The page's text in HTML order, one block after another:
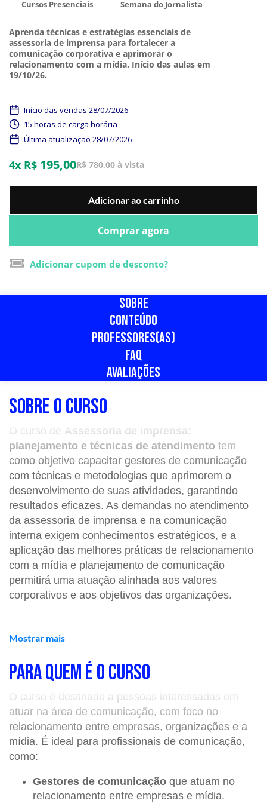
Aprenda técnicas e estratégias essenciais de
assessoria de imprensa para fortalecer a
comunicação corporativa e aprimorar o
relacionamento com a mídia. Início das aulas em
19/10/26.
Cursos Presenciais
Semana do Jornalista
Início das vendas 28/07/2026
15 horas de carga horária
Última atualização 28/07/2026
4x R$ 195,00R$ 780,00 à vista
Adicionar ao carrinho
Comprar agora
Adicionar cupom de desconto?
SOBRE
CONTEÚDO
PROFESSORES(AS)
FAQ
AVALIAÇÕES
SOBRE O CURSO
O curso de Assessoria de imprensa:
planejamento e técnicas de atendimento tem
como objetivo capacitar gestores de comunicação
com técnicas e metodologias que aprimorem o
desenvolvimento de suas atividades, garantindo
resultados eficazes. As demandas no atendimento
da assessoria de imprensa e na comunicação
interna exigem conhecimentos estratégicos, e a
aplicação das melhores práticas de relacionamento
com a mídia e planejamento de comunicação
permitirá uma atuação alinhada aos valores
corporativos e aos objetivos das organizações.
AGENDA DO CURSO
📌Data:19 a 23 de outubrode 2026 (segunda a
sexta).
📌Horário:19h às 22h.
📌Local: Avenida Paulista, 900. São Paulo - SP.
O QUE VOCÊ APRENDERÁ
Mostrar mais
PARA QUEM É O CURSO
O curso é destinado a pessoas interessadas em
atuar na área de comunicação, com foco no
relacionamento entre empresas, organizações e a
mídia. É ideal para profissionais de comunicação,
como:
Gestores de comunicação que atuam no
relacionamento entre empresas e mídia.